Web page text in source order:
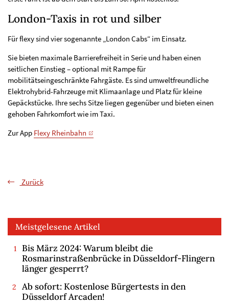
London-Taxis in rot und silber
Für flexy sind vier sogenannte „London Cabs“ im Einsatz.
Sie bieten maximale Barrierefreiheit in Serie und haben einen
seitlichen Einstieg – optional mit Rampe für
mobilitätseingeschränkte Fahrgäste. Es sind umweltfreundliche
Elektrohybrid-Fahrzeuge mit Klimaanlage und Platz für kleine
Gepäckstücke. Ihre sechs Sitze liegen gegenüber und bieten einen
gehoben Fahrkomfort wie im Taxi.
Zur App Flexy Rheinbahn
Zurück
Meistgelesene Artikel
Bis März 2024: Warum bleibt die
Rosmarinstraßenbrücke in Düsseldorf-Flingern
länger gesperrt?
Ab sofort: Kostenlose Bürgertests in den
Düsseldorf Arcaden!